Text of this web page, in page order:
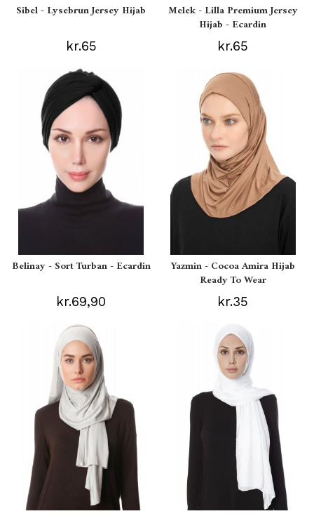
Sibel - Lysebrun Jersey Hijab
kr.65
Melek - Lilla Premium Jersey
Hijab - Ecardin
kr.65
Belinay - Sort Turban - Ecardin
kr.69,90
Yazmin - Cocoa Amira Hijab
Ready To Wear
kr.35